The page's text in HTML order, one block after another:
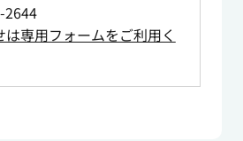
2644
専用フォームをご利用く